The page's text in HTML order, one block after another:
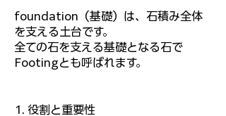
foundation（基礎）は、石積み全体
を支える土台です。
全ての​石を支える基礎となる石で
Footingとも呼ばれます。
1. 役割と重要性